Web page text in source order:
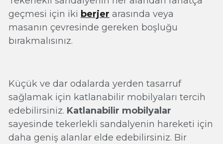
geçmesi için iki berjer arasında veya
masanın çevresinde gereken boşluğu
bırakmalısınız.
Küçük ve dar odalarda yerden tasarruf
sağlamak için katlanabilir mobilyaları tercih
edebilirsiniz. Katlanabilir mobilyalar
sayesinde tekerlekli sandalyenin hareketi için
daha geniş alanlar elde edebilirsiniz. Bir